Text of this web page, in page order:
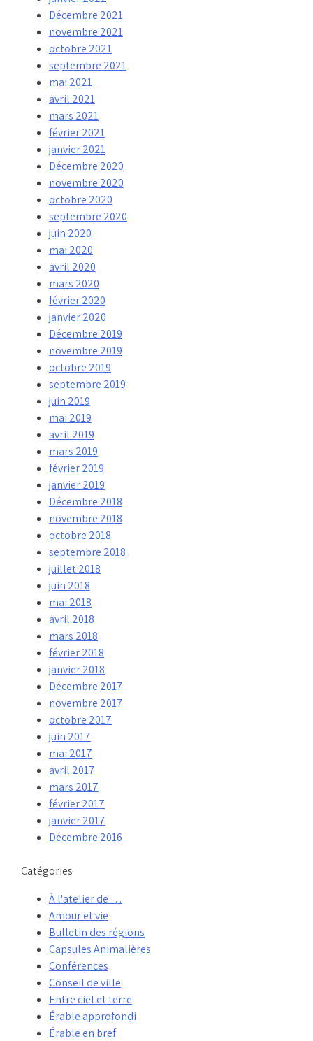
Décembre 2021
novembre 2021
octobre 2021
septembre 2021
mai 2021
avril 2021
mars 2021
février 2021
janvier 2021
Décembre 2020
novembre 2020
octobre 2020
septembre 2020
juin 2020
mai 2020
avril 2020
mars 2020
février 2020
janvier 2020
Décembre 2019
novembre 2019
octobre 2019
septembre 2019
juin 2019
mai 2019
avril 2019
mars 2019
février 2019
janvier 2019
Décembre 2018
novembre 2018
octobre 2018
septembre 2018
juillet 2018
juin 2018
mai 2018
avril 2018
mars 2018
février 2018
janvier 2018
Décembre 2017
novembre 2017
octobre 2017
juin 2017
mai 2017
avril 2017
mars 2017
février 2017
janvier 2017
Décembre 2016
Catégories
À l'atelier de …
Amour et vie
Bulletin des régions
Capsules Animalières
Conférences
Conseil de ville
Entre ciel et terre
Érable approfondi
Érable en bref